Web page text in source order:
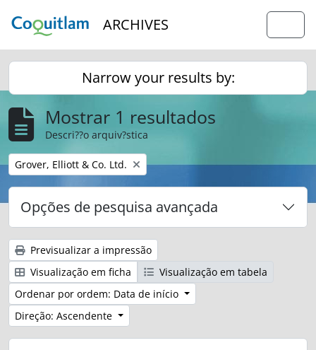
ARCHIVES
Narrow your results by:
Mostrar 1 resultados
Descri??o arquiv?stica
Remover filtro:
Grover, Elliott & Co. Ltd.
Opções de pesquisa avançada
Previsualizar a impressão
Visualização em ficha
Visualização em tabela
Ordenar por ordem: Data de início
Direção: Ascendente